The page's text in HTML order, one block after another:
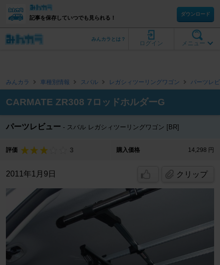
記事を保存していつでも見られる！
ダウンロード
メニュー
ログイン
みんカラとは？
みんカラ 車種別情報 スバル レガシィツーリングワゴン パーツレ
CARMATE ZR308 7ロッドホルダーG
パーツレビュー スバル レガシィツーリングワゴン [BR]
評価 3 購入価格 14,298 円
2011年1月9日 クリップ